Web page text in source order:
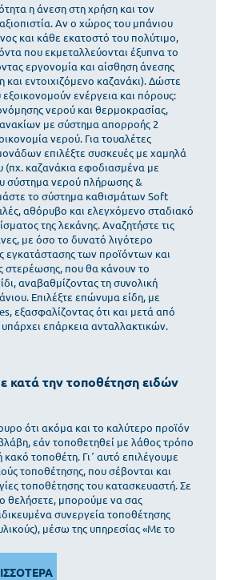
η άνεση στη χρήση και τον
Αν ο χώρος του μπάνιου
και κάθε εκατοστό του πολύτιμο,
που εκμεταλλεύονται έξυπνα το
εργονομία και αίσθηση άνεσης
και εντοιχιζόμενο καζανάκι). Δώστε
ενέργεια και πόρους:
νερού και θερμοκρασίας,
με σύστημα απορροής 2
νερού. Για τουαλέτες
επιλέξτε συσκευές με χαμηλά
(πχ. καζανάκια εφοδιασμένα με
σύστημα νερού πλήρωσης &
το σύστημα καθισμάτων Soft
αθόρυβο και ελεγχόμενο σταδιακό
της λεκάνης. Αναζητήστε τις
με όσο το δυνατό λιγότερο
εγκατάστασης των προϊόντων και
στερέωσης, που θα κάνουν το
αναβαθμίζοντας τη συνολική
Επιλέξτε επώνυμα είδη, με
εξασφαλίζοντας ότι και μετά από
επάρκεια ανταλλακτικών.
κατά την τοποθέτηση ειδών
ότι ακόμα και το καλύτερο προϊόν
εάν τοποθετηθεί με λάθος τρόπο
τοποθέτη. Γι΄ αυτό επιλέγουμε
τοποθέτησης, που σέβονται και
τοποθέτησης του κατασκευαστή. Σε
θελήσετε, μπορούμε να σας
συνεργεία τοποθέτησης
μέσω της υπηρεσίας «Με το